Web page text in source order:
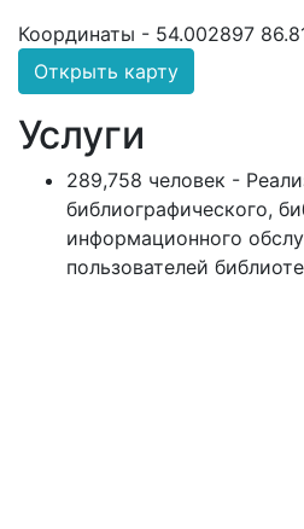
Координаты - 54.002897
Открыть карту
Услуги
289,758 человек -
библиографического,
информационного
пользователей